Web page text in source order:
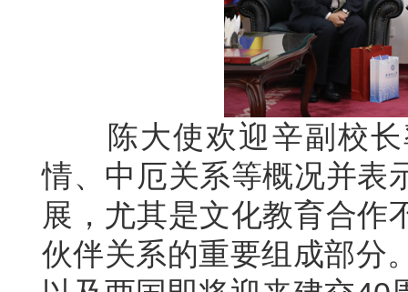
陈大使欢迎辛副校长
情、中厄关系等概况并表
展，尤其是文化教育合作
伙伴关系的重要组成部分